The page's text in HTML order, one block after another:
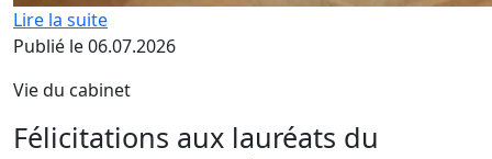
Lire la suite
Publié le 06.07.2026
Vie du cabinet
Félicitations aux lauréats du